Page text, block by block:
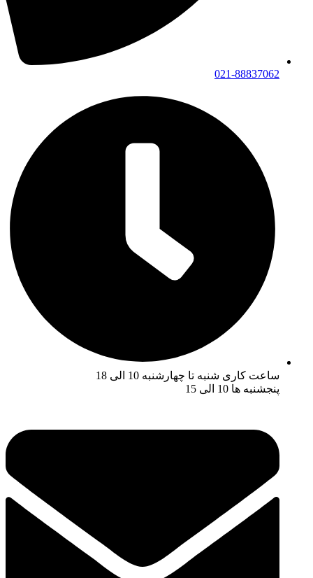
021-88837062
ساعت کاری شنبه تا چهارشنبه 10 الی 18
پنجشنبه ها 10 الی 15